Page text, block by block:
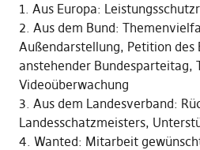
1. Aus Europa:
2. Aus dem Bund:
Außendarstellung, Petition des
anstehender Bundesparteitag,
Videoüberwachung
3. Aus dem Landesverband:
Landesschatzmeisters,
4. Wanted: Mitarbeit